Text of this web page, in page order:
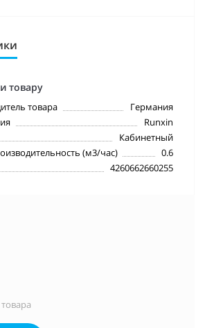
товару
товара
Германия
Runxin
Кабинетный
(м3/час)
0.6
4260662660255